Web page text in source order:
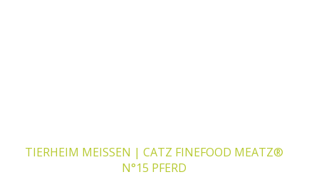
TIERHEIM MEISSEN | CATZ FINEFOOD MEATZ®
N°15 PFERD